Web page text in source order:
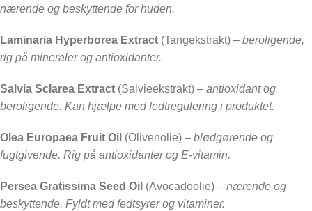
nærende og beskyttende for huden.
Laminaria Hyperborea Extract (Tangekstrakt) – beroligende,
rig på mineraler og antioxidanter.
Salvia Sclarea Extract (Salvieekstrakt) – antioxidant og
beroligende. Kan hjælpe med fedtregulering i produktet.
Olea Europaea Fruit Oil (Olivenolie) – blødgørende og
fugtgivende. Rig på antioxidanter og E-vitamin.
Persea Gratissima Seed Oil (Avocadoolie) – nærende og
beskyttende. Fyldt med fedtsyrer og vitaminer.